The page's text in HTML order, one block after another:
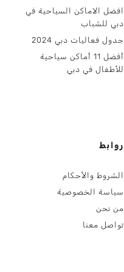
افضل الاماكن السياحية في
دبي للشباب
جدول فعاليات دبي 2024
أفضل 11 أماكن سياحية
للأطفال في دبي
روابط
الشروط والأحكام
سياسة الخصوصية
من نحن
تواصل معنا